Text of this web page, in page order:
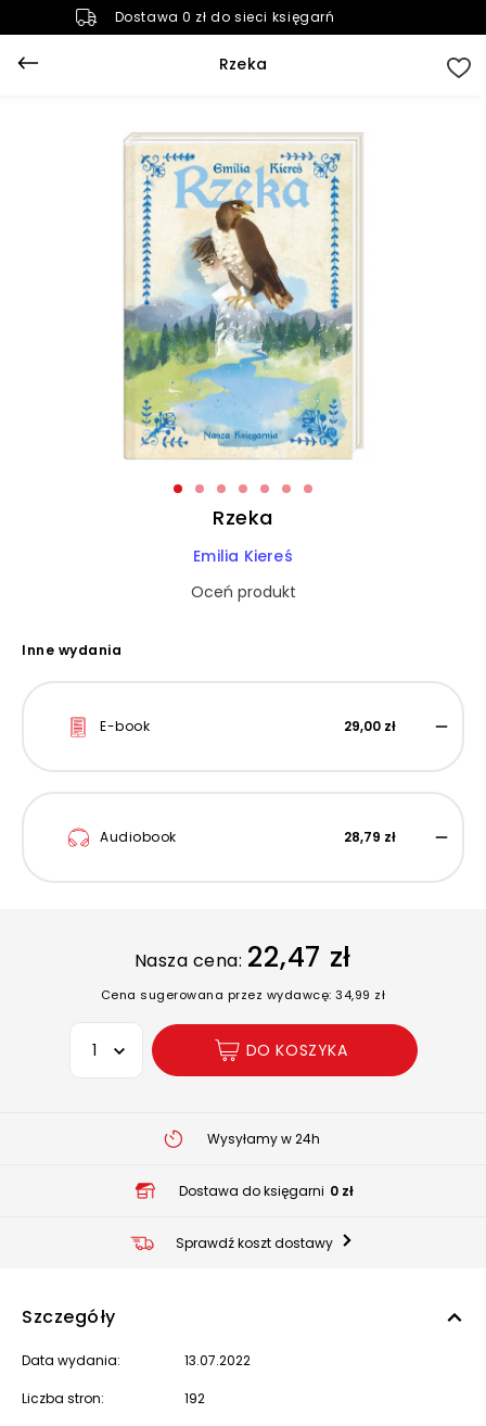
Dostawa 0 zł do sieci księgarń
Rzeka
Rzeka
Emilia Kiereś
Oceń produkt
Inne wydania
E-book 29,00 zł
Audiobook 28,79 zł
Nasza cena: 22,47 zł
Cena sugerowana przez wydawcę: 34,99 zł
Wybierz opcję
DO KOSZYKA
Wysyłamy w 24h
Dostawa do księgarni 0 zł
Sprawdź koszt dostawy
Szczegóły
Data wydania: 13.07.2022
Liczba stron: 192